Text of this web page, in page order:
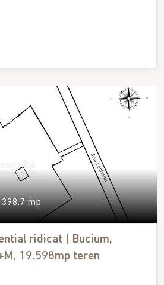
398.7 mp
ridicat | Bucium,
19.598mp teren